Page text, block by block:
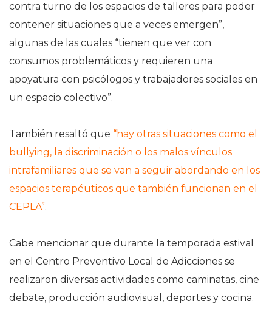
contra turno de los espacios de talleres para poder
contener situaciones que a veces emergen”,
algunas de las cuales “tienen que ver con
consumos problemáticos y requieren una
apoyatura con psicólogos y trabajadores sociales en
un espacio colectivo”.
También resaltó que “hay otras situaciones como el
bullying, la discriminación o los malos vínculos
intrafamiliares que se van a seguir abordando en los
espacios terapéuticos que también funcionan en el
CEPLA”.
Cabe mencionar que durante la temporada estival
en el Centro Preventivo Local de Adicciones se
realizaron diversas actividades como caminatas, cine
debate, producción audiovisual, deportes y cocina.